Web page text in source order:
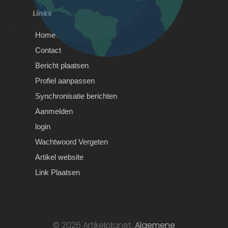
woning in de verkoop staan omdat u
Are Wishes From Africa
Honest Reviews & ExperienceIf
Links
Home
Contact
Bericht plaatsen
Profiel aanpassen
Synchronisatie berichten
Aanmelden
login
Wachtwoord Vergeten
Artikel website
Link Plaatsen
© 2026 Artikelplanet. Algemene